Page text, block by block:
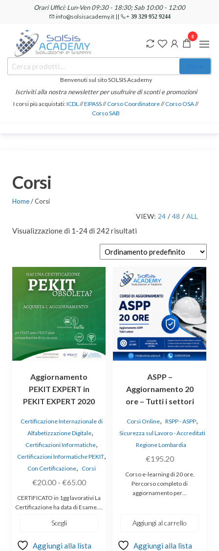
contenuto
Orari Uffici: Lun-Ven 09:30 - 18:30; Sab 10:00 - 12:00
info@solsisacademy.it || + 39 329 952 9244
SOLSIS
Academy
Corsi e
Certificazioni
Linguistiche
Benvenuti sul sito SOLSIS Academy
Iscriviti alla nostra newsletter per usufruire di sconti e promozioni
I corsi più acquistati:ICDL//EIPASS//Corso Coordinatore//Corso OSA//
Corso SAB
0
Corsi
Home/ Corsi
VIEW: 24 / 48 / ALL
Visualizzazione di 1-24 di 242 risultati
Aggiornamento
PEKIT EXPERT in
PEKIT EXPERT 2020
Certificazione Internazionale di
Alfabetizzazione Digitale,
Certificazioni Informatiche,
Certificazioni Informatiche PEKIT,
Con Certificazione, Corsi
€20.00 - €65.00Fascia
di
prezzo:
a
CERTIFICATO in 1gg lavorativi La
Certificazione ha data di Esame.…
Scegli
Questo
prodotto
Le
opzioni
possono
scelte
pagina
prodotto
Aggiungi alla lista
ASPP –
Aggiornamento 20
ore – Tutti i settori
Corsi Online, RSPP - ASPP,
Sicurezza sul Lavoro - Accreditati
Regione Lombardia
€195.20
Corso e-learning di 20 ore.
Percorso completo di
aggiornamento per…
Aggiungi al carrello
Aggiungi alla lista